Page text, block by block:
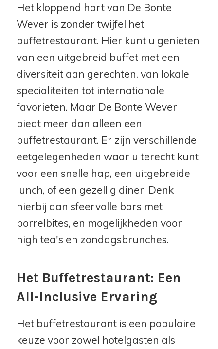
Het kloppend hart van De Bonte
Wever is zonder twijfel het
buffetrestaurant. Hier kunt u genieten
van een uitgebreid buffet met een
diversiteit aan gerechten, van lokale
specialiteiten tot internationale
favorieten. Maar De Bonte Wever
biedt meer dan alleen een
buffetrestaurant. Er zijn verschillende
eetgelegenheden waar u terecht kunt
voor een snelle hap, een uitgebreide
lunch, of een gezellig diner. Denk
hierbij aan sfeervolle bars met
borrelbites, en mogelijkheden voor
high tea's en zondagsbrunches.
Het Buffetrestaurant: Een
All-Inclusive Ervaring
Het buffetrestaurant is een populaire
keuze voor zowel hotelgasten als